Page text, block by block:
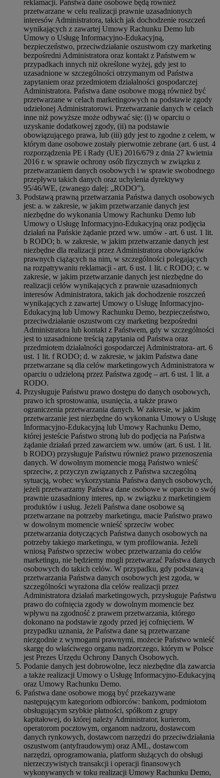
reklamacji. Państwa dane osobowe będą również
przetwarzane w celu realizacji prawnie uzasadnionych
interesów Administratora, takich jak dochodzenie roszczeń
wynikających z zawartej Umowy Rachunku Demo lub
Umowy o Usługę Informacyjno-Edukacyjną,
bezpieczeństwo, przeciwdziałanie oszustwom czy marketing
bezpośredni Administratora oraz kontakt z Państwem w
przypadkach innych niż określone wyżej, gdy jest to
uzasadnione w szczególności otrzymanym od Państwa
zapytaniem oraz przedmiotem działalności gospodarczej
Administratora. Państwa dane osobowe mogą również być
przetwarzane w celach marketingowych na podstawie zgody
udzielonej Administratorowi. Przetwarzanie danych w celach
inne niż powyższe może odbywać się: (i) w oparciu o
uzyskanie dodatkowej zgody, (ii) na podstawie
obowiązującego prawa, lub (iii) gdy jest to zgodne z celem, w
którym dane osobowe zostały pierwotnie zebrane (art. 6 ust. 4
rozporządzenia PE i Rady (UE) 2016/679 z dnia 27 kwietnia
2016 r. w sprawie ochrony osób fizycznych w związku z
przetwarzaniem danych osobowych i w sprawie swobodnego
przepływu takich danych oraz uchylenia dyrektywy
95/46/WE, (zwanego dalej: „RODO”).
Podstawą prawną przetwarzania Państwa danych osobowych
jest: a. w zakresie, w jakim przetwarzanie danych jest
niezbędne do wykonania Umowy Rachunku Demo lub
Umowy o Usługę Informacyjno-Edukacyjną oraz podjęcia
działań na Pańskie żądanie przed ww. umów - art. 6 ust. 1 lit.
b RODO; b. w zakresie, w jakim przetwarzanie danych jest
niezbędne dla realizacji przez Administratora obowiązków
prawnych ciążących na nim, w szczególności polegających
na rozpatrywaniu reklamacji - art. 6 ust. 1 lit. c RODO; c. w
zakresie, w jakim przetwarzanie danych jest niezbędne do
realizacji celów wynikających z prawnie uzasadnionych
interesów Administratora, takich jak dochodzenie roszczeń
wynikających z zawartej Umowy o Usługę Informacyjno-
Edukacyjną lub Umowy Rachunku Demo, bezpieczeństwo,
przeciwdziałanie oszustwom czy marketing bezpośredni
Administratora lub kontakt z Państwem, gdy w szczególności
jest to uzasadnione treścią zapytania od Państwa oraz
przedmiotem działalności gospodarczej Administratora- art. 6
ust. 1 lit. f RODO; d. w zakresie, w jakim Państwa dane
przetwarzane są dla celów marketingowych Administratora w
oparciu o udzieloną przez Państwa zgodę – art. 6 ust. 1 lit. a
RODO.
Przysługuje Państwu prawo dostępu do danych osobowych,
prawo ich sprostowania, usunięcia, a także prawo
ograniczenia przetwarzania danych. W zakresie, w jakim
przetwarzanie jest niezbędne do wykonania Umowy o Usługę
Informacyjno-Edukacyjną lub Umowy Rachunku Demo,
której jesteście Państwo stroną lub do podjęcia na Państwa
żądanie działań przed zawarciem ww. umów (art. 6 ust. 1 lit.
b RODO) przysługuje Państwu również prawo przenoszenia
danych. W dowolnym momencie mogą Państwo wnieść
sprzeciw, z przyczyn związanych z Państwa szczególną
sytuacją, wobec wykorzystania Państwa danych osobowych,
jeżeli przetwarzamy Państwa dane osobowe w oparciu o swój
prawnie uzasadniony interes, np. w związku z marketingiem
produktów i usług. Jeżeli Państwa dane osobowe są
przetwarzane na potrzeby marketingu, macie Państwo prawo
w dowolnym momencie wnieść sprzeciw wobec
przetwarzania dotyczących Państwa danych osobowych na
potrzeby takiego marketingu, w tym profilowania. Jeżeli
wniosą Państwo sprzeciw wobec przetwarzania do celów
marketingu, nie będziemy mogli przetwarzać Państwa danych
osobowych do takich celów. W przypadku, gdy podstawą
przetwarzania Państwa danych osobowych jest zgoda, w
szczególności wyrażona dla celów realizacji przez
Administratora działań marketingowych, przysługuje Państwu
prawo do cofnięcia zgody w dowolnym momencie bez
wpływu na zgodność z prawem przetwarzania, którego
dokonano na podstawie zgody przed jej cofnięciem. W
przypadku uznania, że Państwa dane są przetwarzane
niezgodnie z wymogami prawnymi, możecie Państwo wnieść
skargę do właściwego organu nadzorczego, którym w Polsce
jest Prezes Urzędu Ochrony Danych Osobowych.
Podanie danych jest dobrowolne, lecz niezbędne dla zawarcia
a także realizacji Umowy o Usługę Informacyjno-Edukacyjną
oraz Umowy Rachunku Demo.
Państwa dane osobowe mogą być przekazywane
następującym kategoriom odbiorców: bankom, podmiotom
obsługującym szybkie płatności, spółkom z grupy
kapitałowej, do której należy Administrator, kurierom,
operatorom pocztowym, organom nadzoru, dostawcom
danych rynkowych, dostawcom narzędzi do przeciwdziałania
oszustwom (antyfraudowym) oraz AML, dostawcom
narzędzi, oprogramowania, platform służących do obsługi
nierzeczywistych transakcji i operacji finansowych
wykonywanych w toku realizacji Umowy Rachunku Demo,